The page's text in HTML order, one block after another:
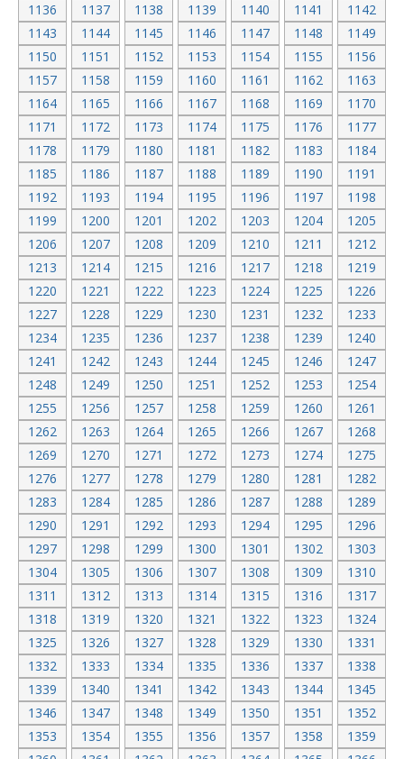
1136
1137 1138 1139 1140 1141
1142
1143
1144 1145 1146 1147 1148
1149
1150
1151 1152 1153 1154 1155
1156
1157
1158 1159 1160 1161 1162
1163
1164
1165 1166 1167 1168 1169
1170
1171
1172 1173 1174 1175 1176
1177
1178
1179 1180 1181 1182 1183
1184
1185
1186 1187 1188 1189 1190
1191
1192
1193 1194 1195 1196 1197
1198
1199
1200 1201 1202 1203 1204
1205
1206
1207 1208 1209 1210 1211
1212
1213
1214 1215 1216 1217 1218
1219
1220
1221 1222 1223 1224 1225
1226
1227
1228 1229 1230 1231 1232
1233
1234
1235 1236 1237 1238 1239
1240
1241
1242 1243 1244 1245 1246
1247
1248
1249 1250 1251 1252 1253
1254
1255
1256 1257 1258 1259 1260
1261
1262
1263 1264 1265 1266 1267
1268
1269
1270 1271 1272 1273 1274
1275
1276
1277 1278 1279 1280 1281
1282
1283
1284 1285 1286 1287 1288
1289
1290
1291 1292 1293 1294 1295
1296
1297
1298 1299 1300 1301 1302
1303
1304
1305 1306 1307 1308 1309
1310
1311
1312 1313 1314 1315 1316
1317
1318
1319 1320 1321 1322 1323
1324
1325
1326 1327 1328 1329 1330
1331
1332
1333 1334 1335 1336 1337
1338
1339
1340 1341 1342 1343 1344
1345
1346
1347 1348 1349 1350 1351
1352
1353
1354 1355 1356 1357 1358
1359